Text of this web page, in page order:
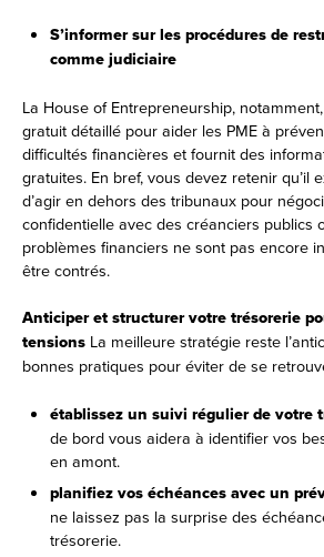
S’informer sur les procédures de
comme judiciaire
La House of Entrepreneurship,
gratuit détaillé pour aider les PME à
difficultés financières et fournit des
gratuites. En bref, vous devez retenir qu’il
d’agir en dehors des tribunaux pour
confidentielle avec des créanciers publics
problèmes financiers ne sont pas encore
être contrés.
Anticiper et structurer votre trésorerie
tensions La meilleure stratégie reste
bonnes pratiques pour éviter de se
établissez un suivi régulier de votre
de bord vous aidera à identifier vos
en amont.
planifiez vos échéances avec un
ne laissez pas la surprise des
trésorerie.